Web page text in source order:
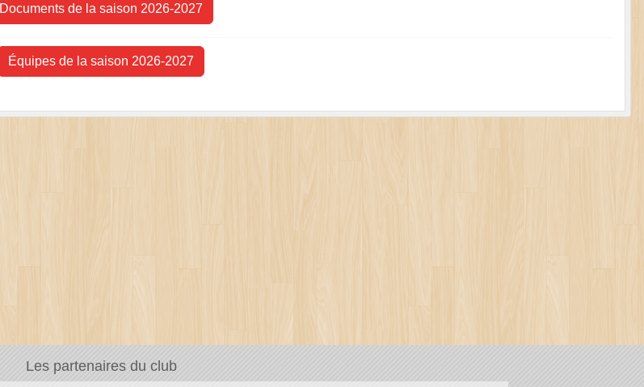
Documents de la saison 2026-2027
Équipes de la saison 2026-2027
Les partenaires du club